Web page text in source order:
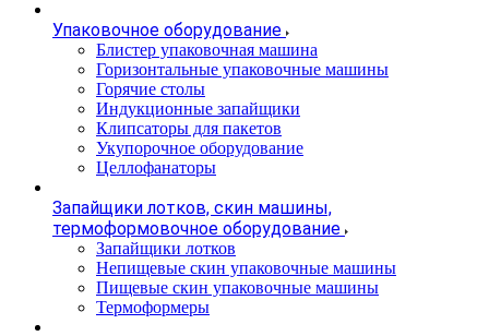
Упаковочное оборудование
Блистер упаковочная машина
Горизонтальные упаковочные машины
Горячие столы
Индукционные запайщики
Клипсаторы для пакетов
Укупорочное оборудование
Целлофанаторы
Запайщики лотков, скин машины,
термоформовочное оборудование
Запайщики лотков
Непищевые скин упаковочные машины
Пищевые скин упаковочные машины
Термоформеры